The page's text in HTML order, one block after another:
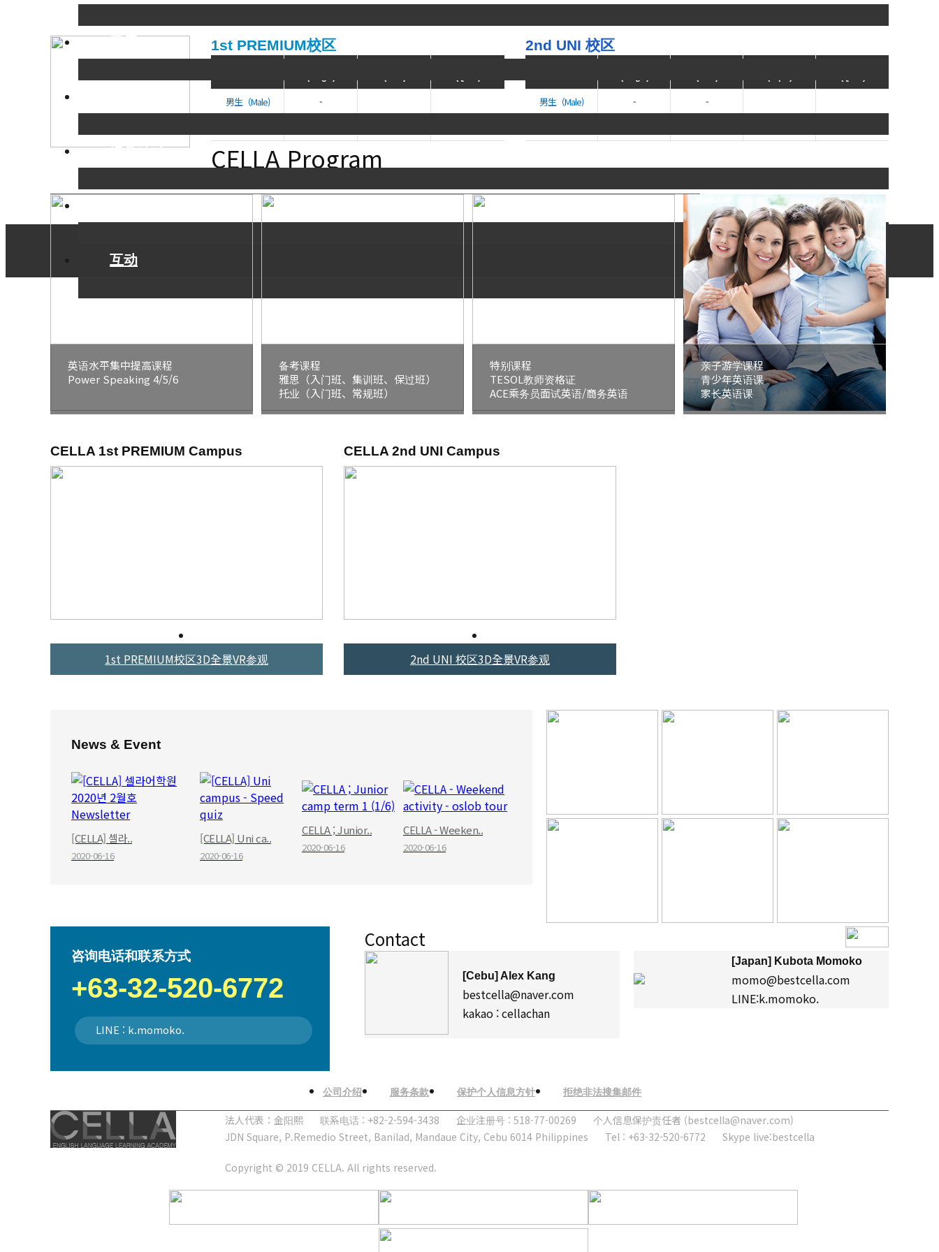
课外活动
互动
1st PREMIUM校区
男生（Male)
-
2nd UNI 校区
男生（Male) -
-
CELLA Program
英语水平集中提高课程
Power Speaking 4/5/6
备考课程
雅思（入门班、集训班、保过班）
托业（入门班、常规班）
特别课程
TESOL教师资格证
ACE乘务员面试英语/商务英语
亲子游学课程
青少年英语课
家长英语课
CELLA 1st PREMIUM Campus
1st PREMIUM校区3D全景VR参观
CELLA 2nd UNI Campus
2nd UNI 校区3D全景VR参观
News & Event
[CELLA] 셀라..
2020-06-16
[CELLA] Uni ca..
2020-06-16
CELLA ; Junior..
2020-06-16
CELLA - Weeken..
2020-06-16
咨询电话和联系方式
+63-32-520-6772
LINE : k.momoko.
Contact
[Cebu] Alex Kang
bestcella@naver.com
kakao : cellachan
[Japan] Kubota Momoko
momo@bestcella.com
LINE:k.momoko.
公司介绍 服务条款 保护个人信息方针 拒绝非法搜集邮件
法人代表：金阳熙 联系电话 : +82-2-594-3438 企业注册号 : 518-77-00269
个人信息保护责任者 (bestcella@naver.com)
JDN Square, P.Remedio Street, Banilad, Mandaue City, Cebu 6014 Philippines
Tel : +63-32-520-6772 Skype live:bestcella
Copyright © 2019 CELLA. All rights reserved.